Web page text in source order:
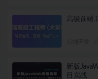
高级前端
新版
目实战